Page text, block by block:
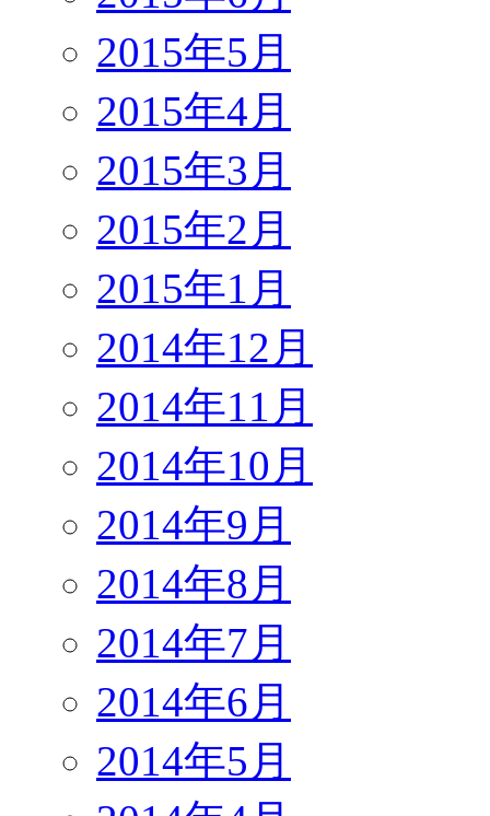
2015年5月
2015年4月
2015年3月
2015年2月
2015年1月
2014年12月
2014年11月
2014年10月
2014年9月
2014年8月
2014年7月
2014年6月
2014年5月